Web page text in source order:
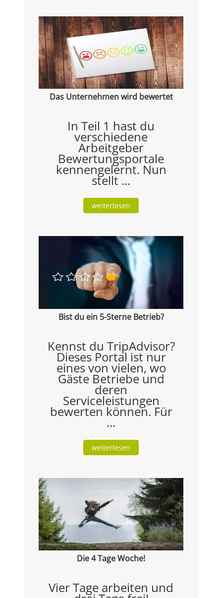
Das Unternehmen wird bewertet
In Teil 1 hast du
verschiedene
Arbeitgeber
Bewertungsportale
kennengelernt. Nun
stellt ...
weiterlesen
Bist du ein 5-Sterne Betrieb?
Kennst du TripAdvisor?
Dieses Portal ist nur
eines von vielen, wo
Gäste Betriebe und
deren
Serviceleistungen
bewerten können. Für
...
weiterlesen
Die 4 Tage Woche!
Vier Tage arbeiten und